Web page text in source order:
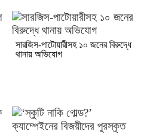
সারজিস-পাটোয়ারীসহ ১০ জনের বিরুদ্ধে
থানায় অভিযোগ